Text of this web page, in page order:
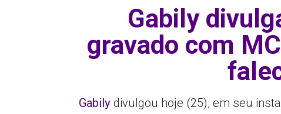
Gabily
gravado com
Gabily divulgou hoje (25), em seu